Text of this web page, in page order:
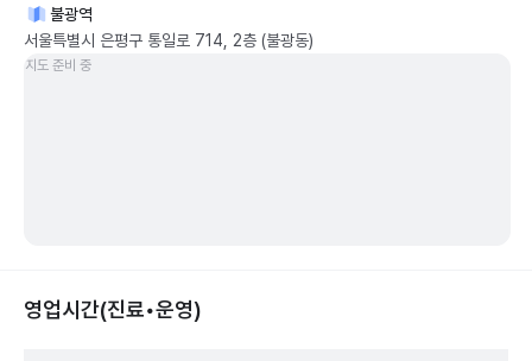
불광역
서울특별시 은평구 통일로 714, 2층 (불광동)
지도 준비 중
영업시간(진료•운영)